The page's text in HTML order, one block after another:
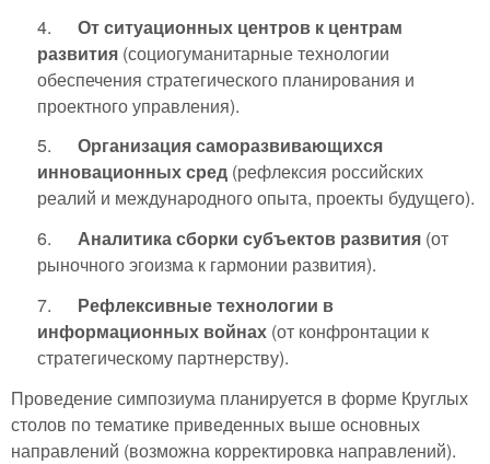
4. От ситуационных центров к центрам
развития (социогуманитарные технологии
обеспечения стратегического планирования и
проектного управления).
5. Организация саморазвивающихся
инновационных сред (рефлексия российских
реалий и международного опыта, проекты будущего).
6. Аналитика сборки субъектов развития (от
рыночного эгоизма к гармонии развития).
7. Рефлексивные технологии в
информационных войнах (от конфронтации к
стратегическому партнерству).
Проведение симпозиума планируется в форме Круглых
столов по тематике приведенных выше основных
направлений (возможна корректировка направлений).